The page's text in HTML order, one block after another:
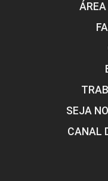
SEJA
CANAL